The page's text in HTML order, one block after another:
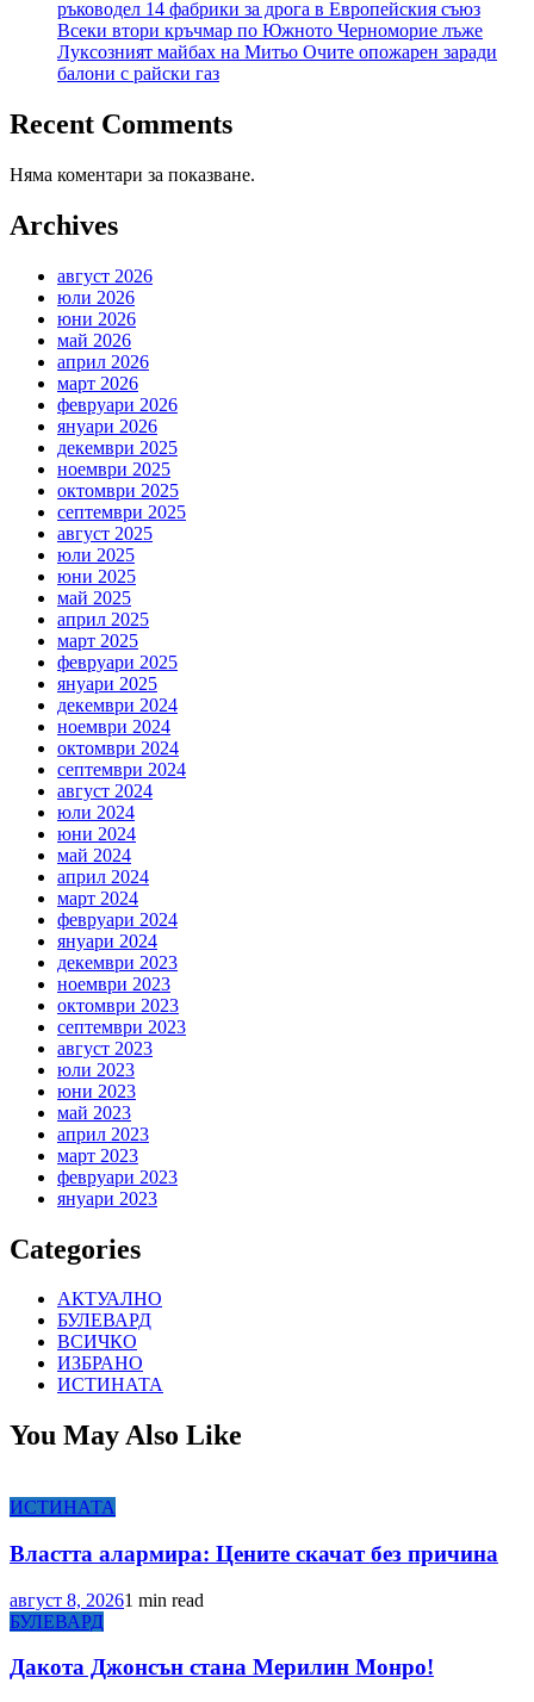
ръководел 14 фабрики за дрога в Европейския съюз
Всеки втори кръчмар по Южното Черноморие лъже
Луксозният майбах на Митьо Очите опожарен заради
балони с райски газ
Recent Comments
Няма коментари за показване.
Archives
август 2026
юли 2026
юни 2026
май 2026
април 2026
март 2026
февруари 2026
януари 2026
декември 2025
ноември 2025
октомври 2025
септември 2025
август 2025
юли 2025
юни 2025
май 2025
април 2025
март 2025
февруари 2025
януари 2025
декември 2024
ноември 2024
октомври 2024
септември 2024
август 2024
юли 2024
юни 2024
май 2024
април 2024
март 2024
февруари 2024
януари 2024
декември 2023
ноември 2023
октомври 2023
септември 2023
август 2023
юли 2023
юни 2023
май 2023
април 2023
март 2023
февруари 2023
януари 2023
Categories
АКТУАЛНО
БУЛЕВАРД
ВСИЧКО
ИЗБРАНО
ИСТИНАТА
You May Also Like
ИСТИНАТА
Властта алармира: Цените скачат без причина
август 8, 20261 min read
БУЛЕВАРД
Дакота Джонсън стана Мерилин Монро!